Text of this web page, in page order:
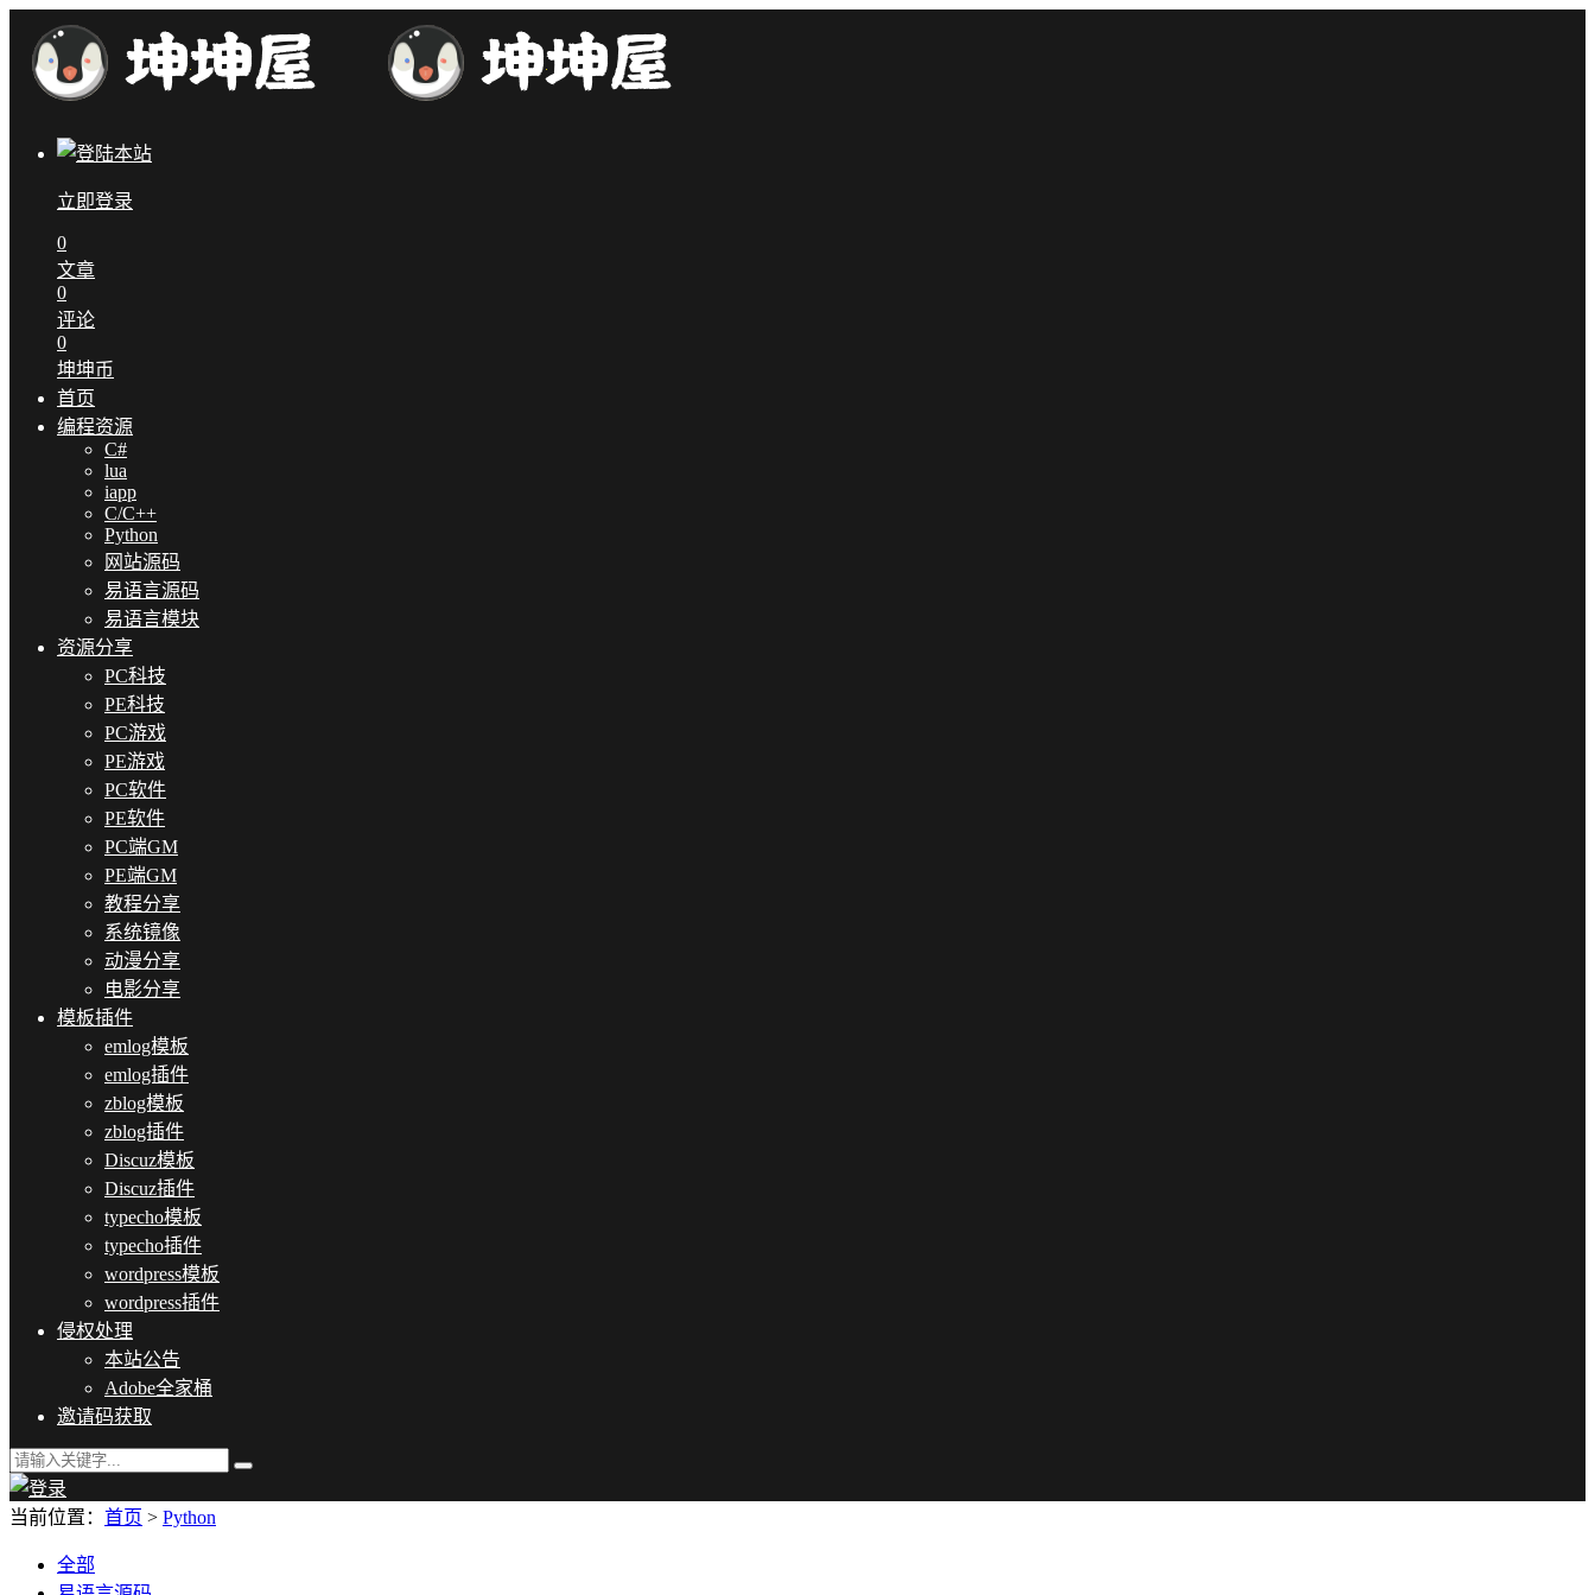
立即登录
0
文章
0
评论
0
坤坤币
首页
编程资源
C#
lua
iapp
C/C++
Python
网站源码
易语言源码
易语言模块
资源分享
PC科技
PE科技
PC游戏
PE游戏
PC软件
PE软件
PC端GM
PE端GM
教程分享
系统镜像
动漫分享
电影分享
模板插件
emlog模板
emlog插件
zblog模板
zblog插件
Discuz模板
Discuz插件
typecho模板
typecho插件
wordpress模板
wordpress插件
侵权处理
本站公告
Adobe全家桶
邀请码获取
当前位置： 首页 > Python
全部